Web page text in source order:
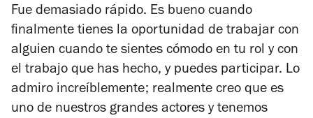
Fue demasiado rápido. Es bueno cuando
finalmente tienes la oportunidad de trabajar con
alguien cuando te sientes cómodo en tu rol y con
el trabajo que has hecho, y puedes participar. Lo
admiro increíblemente; realmente creo que es
uno de nuestros grandes actores y tenemos